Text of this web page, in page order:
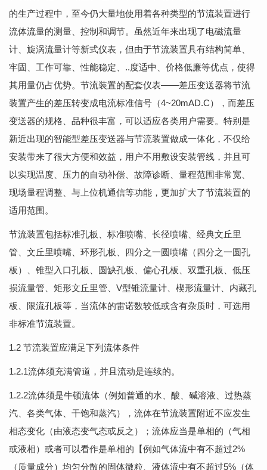
的生产过程中，至今仍大量地使用着各种类型的节流装置进行
流体流量的测量、控制和调节。虽然近年来出现了电磁流量
计、旋涡流量计等新式仪表，但由于节流装置具有结构简单、
牢固、工作可靠、性能稳定、..度适中、价格低廉等优点，使得
其用量仍占优势。节流装置的配套仪表——差压变送器将节流
装置产生的差压转变成电流标准信号（4~20mAD.C），而差压
变送器的规格、品种很丰富，可以适应各类用户需要。特别是
新近出现的智能型差压变送器与节流装置做成一体化，不仅给
安装带来了很大方便和效益，用户不用敷设安装管线，并且可
以实现温度、压力的自动补偿、故障诊断、量程范围非常宽、
现场量程调整、与上位机通信等功能，更加扩大了节流装置的
适用范围。
节流装置包括标准孔板、标准喷嘴、长径喷嘴、经典文丘里
管、文丘里喷嘴、环形孔板、四分之一圆喷嘴（四分之一圆孔
板）、锥型入口孔板、圆缺孔板、偏心孔板、双重孔板、低压
损流量管、矩形文丘里管、V型锥流量计、楔形流量计、内藏孔
板、限流孔板等，当流体的雷诺数较低或含有杂质时，可选用
非标准节流装置。
1.2 节流装置应满足下列流体条件
1.2.1流体须充满管道，并且流动是连续的。
1.2.2流体须是牛顿流体（例如普通的水、酸、碱溶液、过热蒸
汽、各类气体、干饱和蒸汽），流体在节流装置附近不应发生
相态变化（由液态变气态或反之）；流体应当是单相的（气相
或液相）或者可以看作是单相的【例如气体流中有不超过2%
（质量成分）均匀分散的固体微粒、液体流中有不超过5%（体